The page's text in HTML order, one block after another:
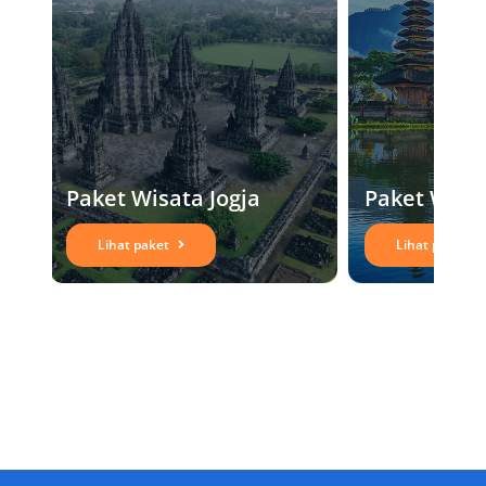
sendiri destinasi wisata yang Anda inginkan.
Kemudian konfirmasikan kepada kami agar
tour operator dapat menghitung ulang biaya
tour Anda.
Salsa Wisata selaku agen tour atau biro
perjalanan dan wisata selalu memberikan
pilihan dan layanan terbaik kepada Anda,
sehingga membuat liburan Anda bersama
keluarga lebih berkesan dan menyenangkan.
Itinerary Wisata Surabaya Sehari:
Paket Wisata Jogja
Lihat paket
Paket
Lihat paket